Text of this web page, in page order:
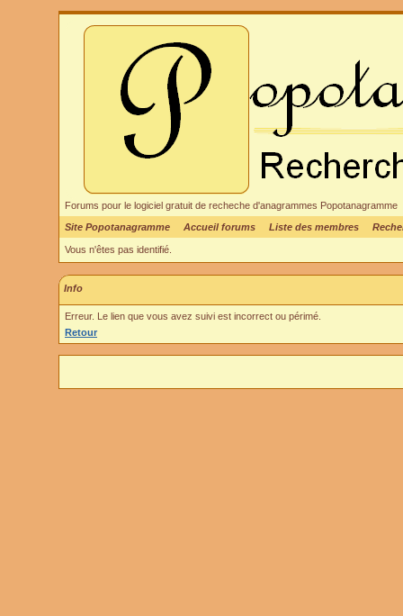
Forums pour le logiciel gratuit de recheche d'anagrammes Popotanagramme
Site Popotanagramme
Accueil forums Liste des membres
Vous n'êtes pas identifié.
Info
Erreur. Le lien que vous avez suivi est incorrect ou périmé.
Retour